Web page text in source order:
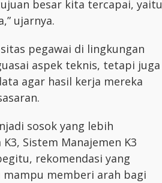
besar kita tercapai, yaitu
ujarnya.
pegawai di lingkungan
aspek teknis, tetapi juga
agar hasil kerja mereka
sosok yang lebih
Sistem Manajemen K3
rekomendasi yang
memberi arah bagi